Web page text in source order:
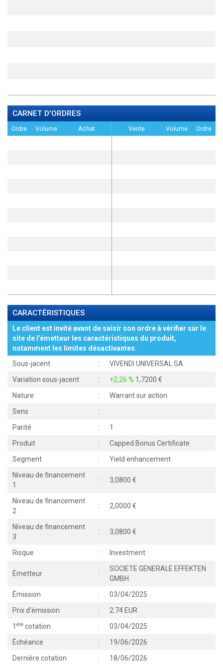
CARNET D'ORDRES
Ordre Volume Achat Vente Volume Ordre
CARACTÉRISTIQUES
Le client est invité avant de saisir son ordre à vérifier sur le
site de l’émetteur les caractéristiques du produit,
notamment les limites désactivantes.
Sous-jacent
:
VIVENDI UNIVERSAL SA
Variation sous-jacent
: +2,26 % 1,7200
Nature
:
Warrant sur action
Sens
:
Parité
:
1
Produit
:
Capped Bonus Certificate
Segment
:
Yield enhancement
Niveau de financement
1
: 3,0800
Niveau de financement
2
: 2,0000
Niveau de financement
3
: 3,0800
Risque : Investment
Émetteur :
SOCIETE GENERALE EFFEKTEN
GMBH
Émission
:
03/04/2025
Prix d'émission
:
2.74 EUR
1 ère cotation :
03/04/2025
Échéance
:
19/06/2026
Dernière cotation
: 18/06/2026